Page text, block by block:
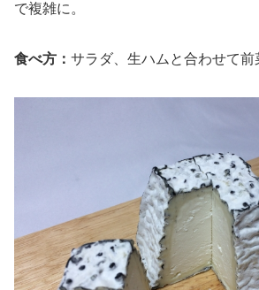
で複雑に。
食べ方： サラダ、生ハムと合わせて前